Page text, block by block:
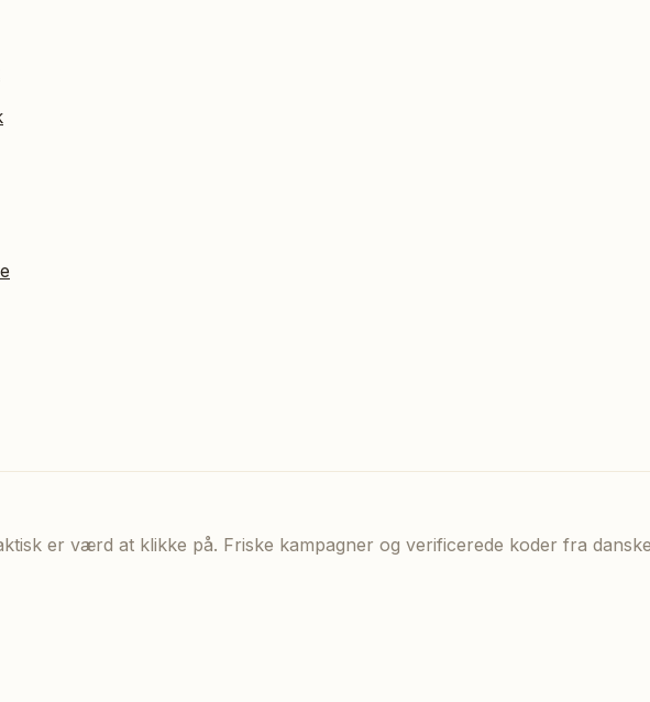
er værd at klikke på. Friske kampagner og verificerede koder fra